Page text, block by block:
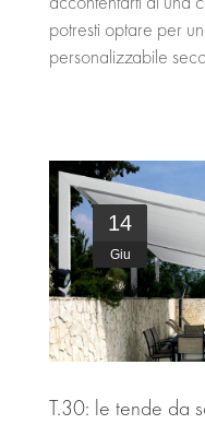
potresti optare per
personalizzabile
14
Giu
T.30: le tende da